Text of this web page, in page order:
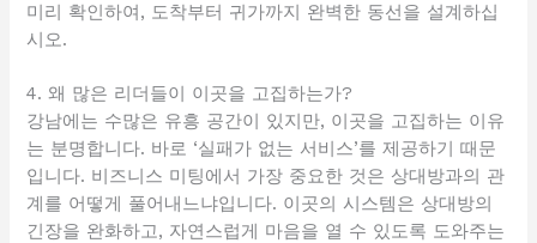
미리 확인하여, 도착부터 귀가까지 완벽한 동선을 설계하십
시오.
4. 왜 많은 리더들이 이곳을 고집하는가?
강남에는 수많은 유흥 공간이 있지만, 이곳을 고집하는 이유
는 분명합니다. 바로 ‘실패가 없는 서비스’를 제공하기 때문
입니다. 비즈니스 미팅에서 가장 중요한 것은 상대방과의 관
계를 어떻게 풀어내느냐입니다. 이곳의 시스템은 상대방의
긴장을 완화하고, 자연스럽게 마음을 열 수 있도록 도와주는